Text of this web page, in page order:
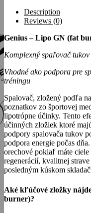
Description
Reviews (0)
Genius – Lipo GN (fat
Komplexný spaľovač tukov
Vhodné ako podpora pre
tréningu
Spalovač, zložený podľa
poznatkov zo športovej
lipotrópne účinky. Tento
účinných zložiek ktoré
podpory spalovača tukov
podpora energie počas
orechové pokiaľ máte
regenerácií, kvalitnej
posledným kúskom
Aké kľúčové zložky
burner)?